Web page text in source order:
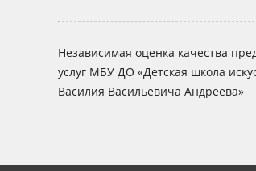
Независимая оценка качества
услуг МБУ ДО «Детская школа
Василия Васильевича Андреева»